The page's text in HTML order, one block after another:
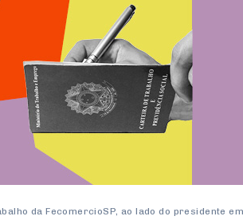
da FecomercioSP, ao lado do presidente